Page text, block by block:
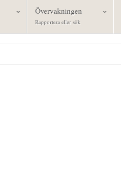
Övervakningen
Rapportera eller sök